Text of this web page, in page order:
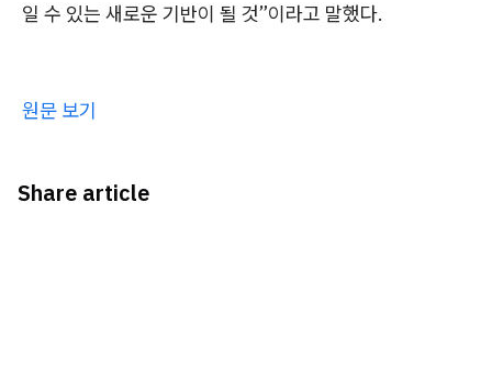
일 수 있는 새로운 기반이 될 것”이라고 말했다.
원문 보기
Share article